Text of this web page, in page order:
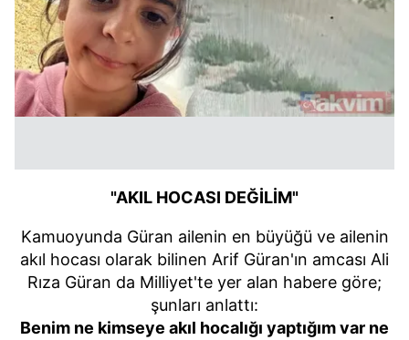
"AKIL HOCASI DEĞİLİM"
Kamuoyunda Güran ailenin en büyüğü ve ailenin
akıl hocası olarak bilinen Arif Güran'ın amcası Ali
Rıza Güran da Milliyet'te yer alan habere göre;
şunları anlattı:
Benim ne kimseye akıl hocalığı yaptığım var ne